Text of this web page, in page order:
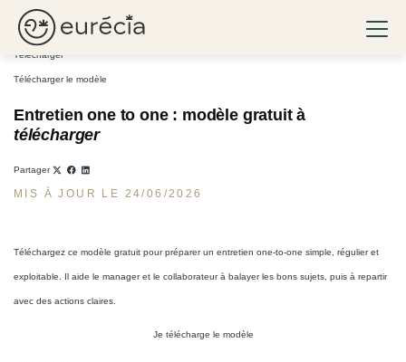
Eurécia
Entretien One to One : modèle gratuit
Télécharger
Télécharger le modèle
Entretien one to one : modèle gratuit à
télécharger
Partager
MIS À JOUR LE 24/06/2026
Téléchargez ce modèle gratuit pour préparer un entretien one-to-one simple, régulier et
exploitable. Il aide le manager et le collaborateur à balayer les bons sujets, puis à repartir
avec des actions claires.
Je télécharge le modèle